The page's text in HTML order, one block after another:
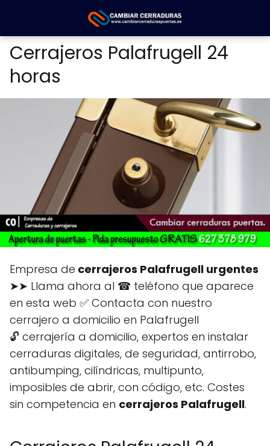
Cerrajeros Palafrugell 24
horas
Empresa de cerrajeros Palafrugell urgentes
➤➤ Llama ahora al ☎ teléfono que aparece
en esta web ✅ Contacta con nuestro
cerrajero a domicilio en Palafrugell
🔓 cerrajería a domicilio, expertos en instalar
cerraduras digitales, de seguridad, antirrobo,
antibumping, cilíndricas, multipunto,
imposibles de abrir, con código, etc. Costes
sin competencia en cerrajeros Palafrugell.